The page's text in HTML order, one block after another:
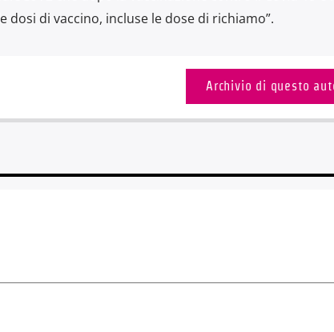
di vaccino, incluse le dose di richiamo”.
Archivio di questo